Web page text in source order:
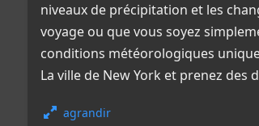
niveaux de précipitation et les
voyage ou que vous soyez
conditions météorologiques
La ville de New York et prenez des
agrandir